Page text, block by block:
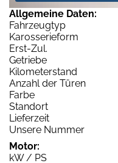
Allgemeine Daten:
Fahrzeugtyp
Karosserieform
Erst-Zul.
Getriebe
Kilometerstand
Anzahl der Türen
Farbe
Standort
Lieferzeit
Unsere Nummer
Motor:
kW / PS